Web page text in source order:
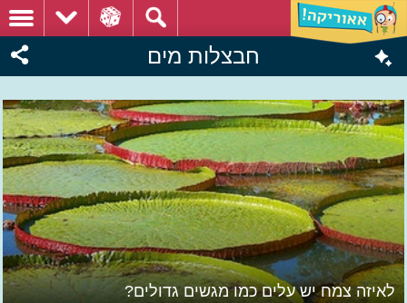
חבצלות מים
לאיזה צמח יש עלים כמו מגשים גדולים?